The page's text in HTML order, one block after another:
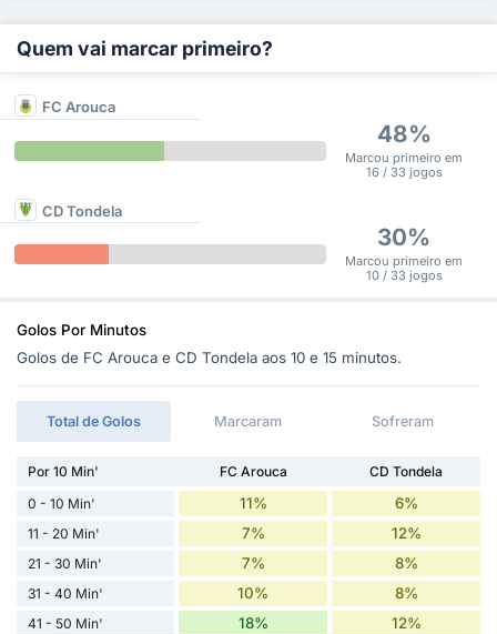
Quem vai marcar primeiro?
FC Arouca
48%
Marcou primeiro em
16 / 33 jogos
CD Tondela
30%
Marcou primeiro em
10 / 33 jogos
Golos Por Minutos
Golos de FC Arouca e CD Tondela aos 10 e 15 minutos.
Total de Golos Marcaram Sofreram
Por 10 Min' FC Arouca
CD Tondela
0 - 10 Min'
11% 6%
11 - 20 Min' 7% 12%
21 - 30 Min' 7% 8%
31 - 40 Min' 10% 8%
41 - 50 Min' 18% 12%